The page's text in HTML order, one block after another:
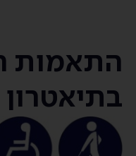
התאמות
בתיאטרון